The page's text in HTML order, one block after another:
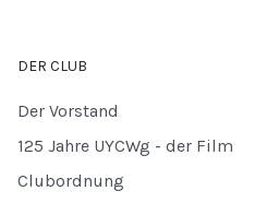
DER CLUB
Der Vorstand
125 Jahre UYCWg - der Film
Clubordnung